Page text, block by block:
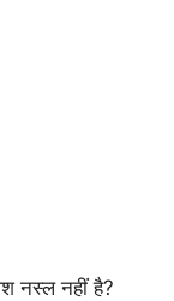
नस्ल नहीं है?